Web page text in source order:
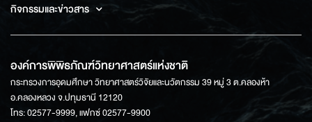
กิจกรรมและข่าวสาร
องค์การพิพิธภัณฑ์วิทยาศาสตร์แห่งชาติ
กระทรวงการอุดมศึกษา วิทยาศาสตร์วิจัยและนวัตกรรม 39 หมู่ 3 ต.คลองห้า
อ.คลองหลวง จ.ปทุมธานี 12120
โทร: 02577-9999, แฟกซ์ 02577-9900